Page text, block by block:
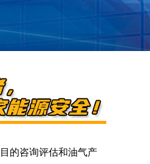
的咨询评估和油气产